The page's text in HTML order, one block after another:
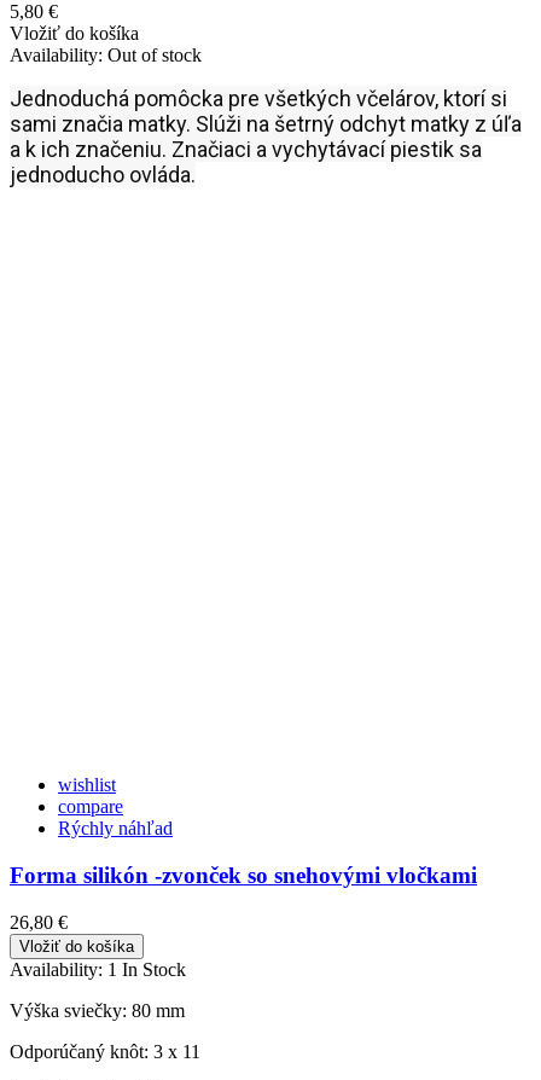
5,80 €
Vložiť do košíka
Availability: Out of stock
Jednoduchá pomôcka pre všetkých včelárov, ktorí si
sami značia matky. Slúži na šetrný odchyt matky z úľa
a k ich značeniu. Značiaci a vychytávací piestik sa
jednoducho ovláda.
wishlist
compare
Rýchly náhľad
Forma silikón -zvonček so snehovými vločkami
26,80 €
Vložiť do košíka
Availability: 1 In Stock
Výška sviečky: 80 mm
Odporúčaný knôt: 3 x 11